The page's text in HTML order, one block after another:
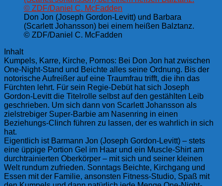
Don Jon (Joseph Gordon-Levitt) und Barbara
(Scarlett Johansson) bei einem heißen Balztanz.
© ZDF/Daniel C. McFadden
Inhalt
Kumpels, Karre, Kirche, Pornos: Bei Don Jon hat zwischen
One-Night-Stand und Beichte alles seine Ordnung. Bis der
notorische Aufreißer auf eine Traumfrau trifft, die ihn das
Fürchten lehrt. Für sein Regie-Debüt hat sich Joseph
Gordon-Levitt die Titelrolle selbst auf den gestählten Leib
geschrieben. Um sich dann von Scarlett Johansson als
zielstrebiger Super-Barbie am Nasenring in einen
Beziehungs-Clinch führen zu lassen, der es wahrlich in sich
hat.
Eigentlich ist Barmann Jon (Joseph Gordon-Levitt) – stets
eine üppige Portion Gel im Haar und ein Muscle-Shirt am
durchtrainierten Oberkörper – mit sich und seiner kleinen
Welt rundum zufrieden. Sonntags Beichte, Kirchgang und
Essen mit der Familie, ansonsten Fitness-Studio, Spaß mit